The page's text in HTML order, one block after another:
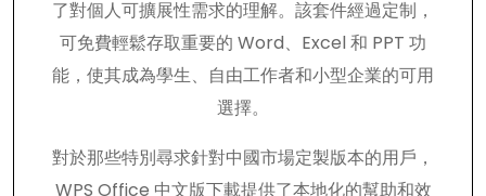
了對個人可擴展性需求的理解。該套件經過定制，
可免費輕鬆存取重要的 Word、Excel 和 PPT 功
能，使其成為學生、自由工作者和小型企業的可用
選擇。
對於那些特別尋求針對中國市場定製版本的用戶，
WPS Office 中文版下載提供了本地化的幫助和效